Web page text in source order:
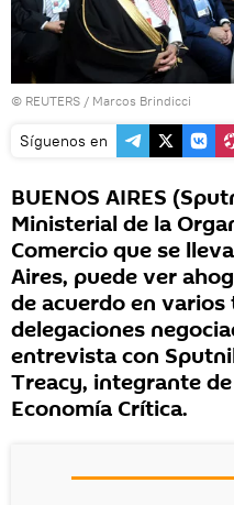
© REUTERS / Marcos Brindicci
Síguenos en
BUENOS AIRES
Ministerial de la
Comercio que se
Aires, puede ver
de acuerdo en
delegaciones
entrevista con
Treacy, integrante
Economía Crítica.